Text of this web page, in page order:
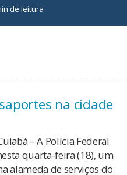
de leitura
na cidade
– A Polícia Federal
quarta-feira (18), um
alameda de serviços do